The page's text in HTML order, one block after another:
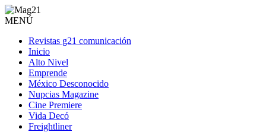
MENÚ
Revistas g21 comunicación
Inicio
Alto Nivel
Emprende
México Desconocido
Nupcias Magazine
Cine Premiere
Vida Decó
Freightliner